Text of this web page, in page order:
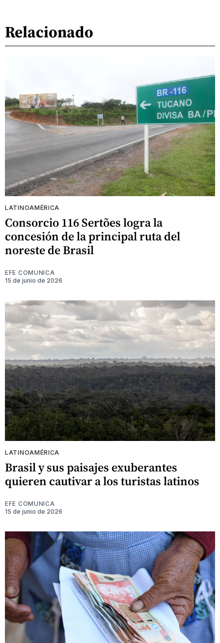
Relacionado
LATINOAMÉRICA
Consorcio 116 Sertões logra la
concesión de la principal ruta del
noreste de Brasil
EFE COMUNICA
15 de junio de 2026
LATINOAMÉRICA
Brasil y sus paisajes exuberantes
quieren cautivar a los turistas latinos
EFE COMUNICA
15 de junio de 2026